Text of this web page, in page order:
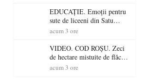
cantină, sancționate pentru
nereguli
EDUCAȚIE. Emoții pentru
sute de liceeni din Satu
Mare! Începe BAC-ul de
acum 3 ore
VIDEO. COD ROȘU. Zeci
de hectare mistuite de flăcări
în Satu Mare! Pompierii au
acum 3 ore